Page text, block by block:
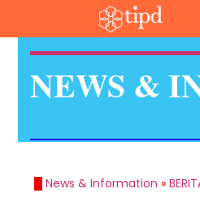
NEWS &
News & Information »